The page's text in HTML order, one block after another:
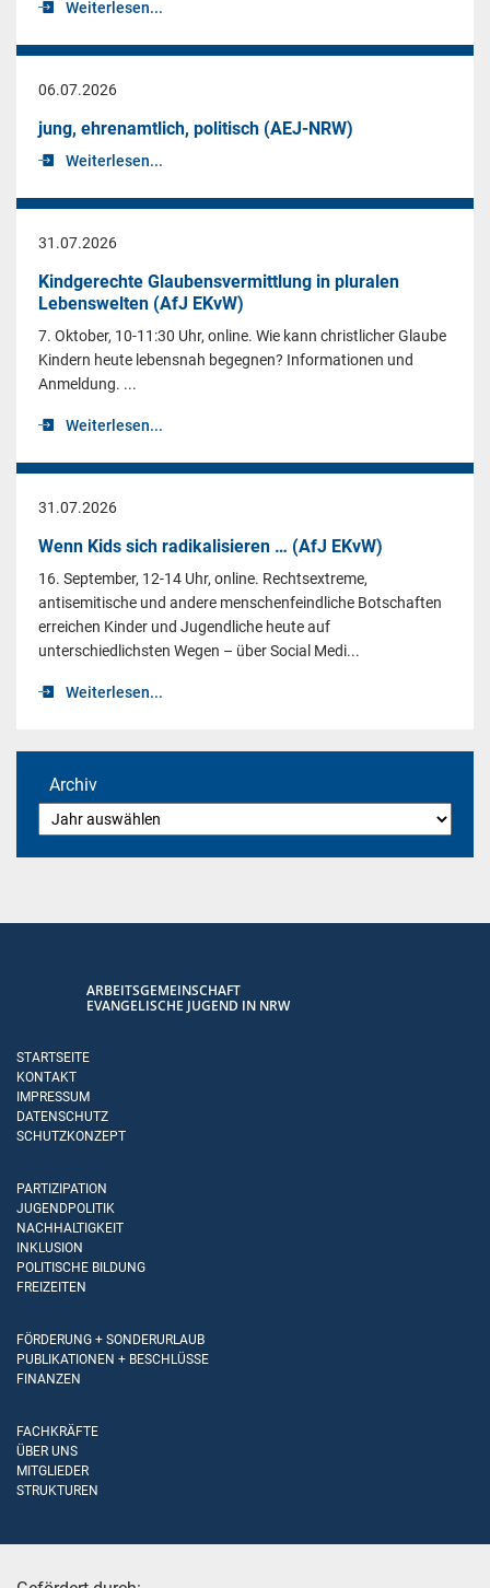
Weiterlesen...
06.07.2026
jung, ehrenamtlich, politisch (AEJ-NRW)
Weiterlesen...
31.07.2026
Kindgerechte Glaubensvermittlung in pluralen
Lebenswelten (AfJ EKvW)
7. Oktober, 10-11:30 Uhr, online. Wie kann christlicher Glaube
Kindern heute lebensnah begegnen? Informationen und
Anmeldung. ...
Weiterlesen...
31.07.2026
Wenn Kids sich radikalisieren … (AfJ EKvW)
16. September, 12-14 Uhr, online. Rechtsextreme,
antisemitische und andere menschenfeindliche Botschaften
erreichen Kinder und Jugendliche heute auf
unterschiedlichsten Wegen – über Social Medi...
Weiterlesen...
Archiv
ARBEITSGEMEINSCHAFT
EVANGELISCHE JUGEND IN NRW
STARTSEITE
KONTAKT
IMPRESSUM
DATENSCHUTZ
SCHUTZKONZEPT
PARTIZIPATION
JUGENDPOLITIK
NACHHALTIGKEIT
INKLUSION
POLITISCHE BILDUNG
FREIZEITEN
FÖRDERUNG + SONDERURLAUB
PUBLIKATIONEN + BESCHLÜSSE
FINANZEN
FACHKRÄFTE
ÜBER UNS
MITGLIEDER
STRUKTUREN